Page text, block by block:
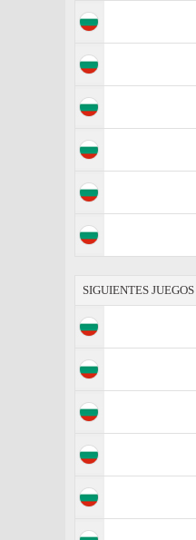
SIGUIENTES JUEGOS